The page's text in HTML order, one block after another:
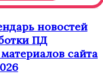
новостей
ПД
сайта